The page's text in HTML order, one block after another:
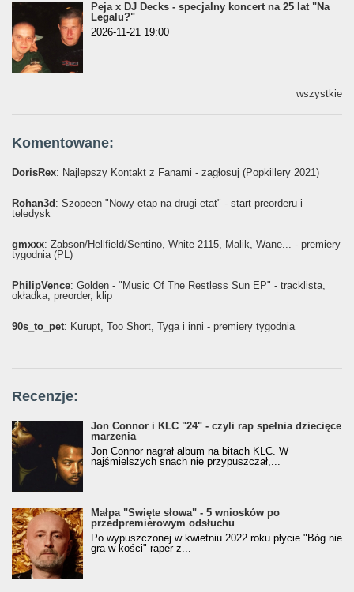
Peja x DJ Decks - specjalny koncert na 25 lat "Na
Legalu?"
2026-11-21 19:00
wszystkie
Komentowane:
DorisRex: Najlepszy Kontakt z Fanami - zagłosuj (Popkillery 2021)
Rohan3d : Szopeen "Nowy etap na drugi etat" - start preorderu i
teledysk
gmxxx: Żabson/Hellfield/Sentino, White 2115, Malik, Wane... - premiery
tygodnia (PL)
PhilipVence: Golden - "Music Of The Restless Sun EP" - tracklista,
okładka, preorder, klip
90s_to_pet: Kurupt, Too Short, Tyga i inni - premiery tygodnia
Recenzje:
Jon Connor i KLC "24" - czyli rap spełnia dziecięce
marzenia
Jon Connor nagrał album na bitach KLC. W
najśmielszych snach nie przypuszczał,...
Małpa "Święte słowa" - 5 wniosków po
przedpremierowym odsłuchu
Po wypuszczonej w kwietniu 2022 roku płycie "Bóg nie
gra w kości" raper z...